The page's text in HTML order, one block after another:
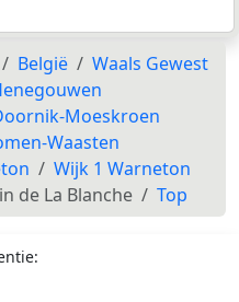
België
Waals Gewest
Moeskroen
Waasten
Wijk 1 Warneton
de La Blanche
Top